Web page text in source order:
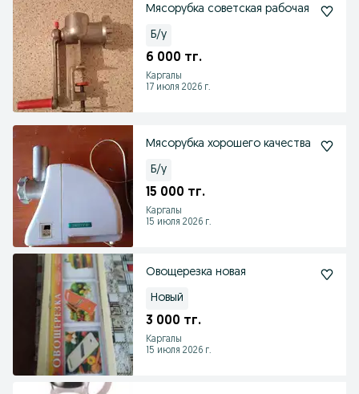
Мясорубка советская рабочая
Б/у
6 000 тг.
Каргалы
17 июля 2026 г.
Мясорубка хорошего качества
Б/у
15 000 тг.
Каргалы
15 июля 2026 г.
Овощерезка новая
Новый
3 000 тг.
Каргалы
15 июля 2026 г.